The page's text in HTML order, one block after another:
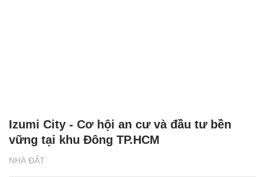
NHÀ ĐẤT
Izumi City - Cơ hội an cư và đầu tư bền
vững tại khu Đông TP.HCM